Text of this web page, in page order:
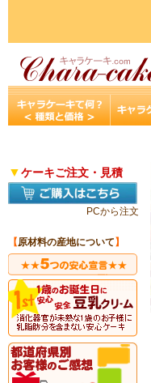
▼ケーキご注文・見積
PCから注文
【原材料の産地について 】